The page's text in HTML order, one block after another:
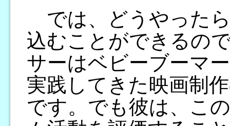
では、どうやった
込むことができるの
サーはベビーブーマ
実践してきた映画制
です。でも彼は、こ